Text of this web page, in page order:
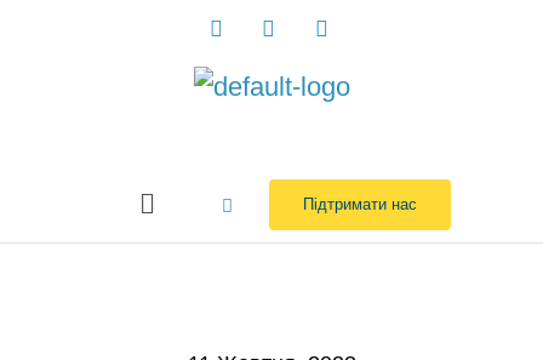
Menu Підтримати нас